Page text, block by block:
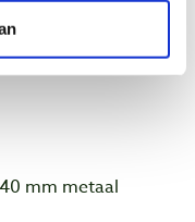
mm metaal